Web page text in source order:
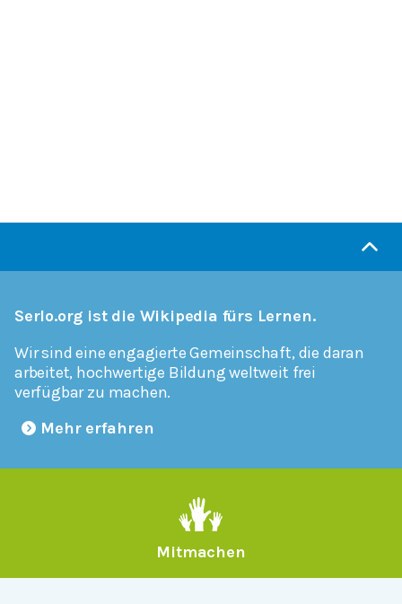
Serlo.org ist die Wikipedia fürs Lernen.
Wir sind eine engagierte Gemeinschaft, die daran
arbeitet, hochwertige Bildung weltweit frei
verfügbar zu machen.
Mehr erfahren
Mitmachen